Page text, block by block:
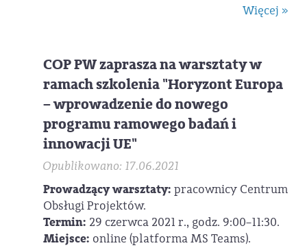
Więcej »
COP PW zaprasza na warsztaty w
ramach szkolenia "Horyzont Europa
– wprowadzenie do nowego
programu ramowego badań i
innowacji UE"
Opublikowano: 17.06.2021
Prowadzący warsztaty: pracownicy Centrum
Obsługi Projektów.
Termin: 29 czerwca 2021 r., godz. 9:00–11:30.
Miejsce: online (platforma MS Teams).